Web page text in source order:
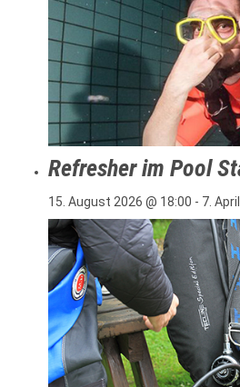
Refresher im Pool
15. August 2026 @ 18:00 - 7.